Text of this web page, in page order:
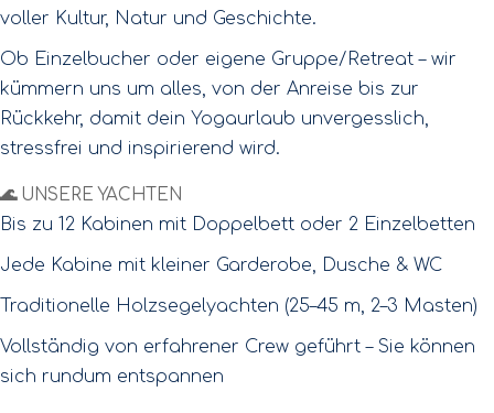
voller Kultur, Natur und Geschichte.
Ob Einzelbucher oder eigene Gruppe/Retreat – wir
kümmern uns um alles, von der Anreise bis zur
Rückkehr, damit dein Yogaurlaub unvergesslich,
stressfrei und inspirierend wird.
🌊 UNSERE YACHTEN
Bis zu 12 Kabinen mit Doppelbett oder 2 Einzelbetten
Jede Kabine mit kleiner Garderobe, Dusche & WC
Traditionelle Holzsegelyachten (25–45 m, 2–3 Masten)
Vollständig von erfahrener Crew geführt – Sie können
sich rundum entspannen